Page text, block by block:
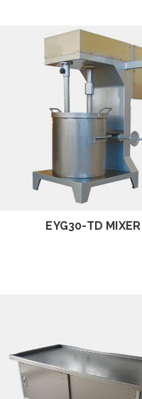
EXAMEN
EYG30-TD MIXER